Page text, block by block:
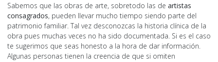
Sabemos que las obras de arte, sobretodo las de artistas
consagrados, pueden llevar mucho tiempo siendo parte del
patrimonio familiar. Tal vez desconozcas la historia clínica de la
obra pues muchas veces no ha sido documentada. Si es el caso
te sugerimos que seas honesto a la hora de dar información.
Algunas personas tienen la creencia de que si omiten